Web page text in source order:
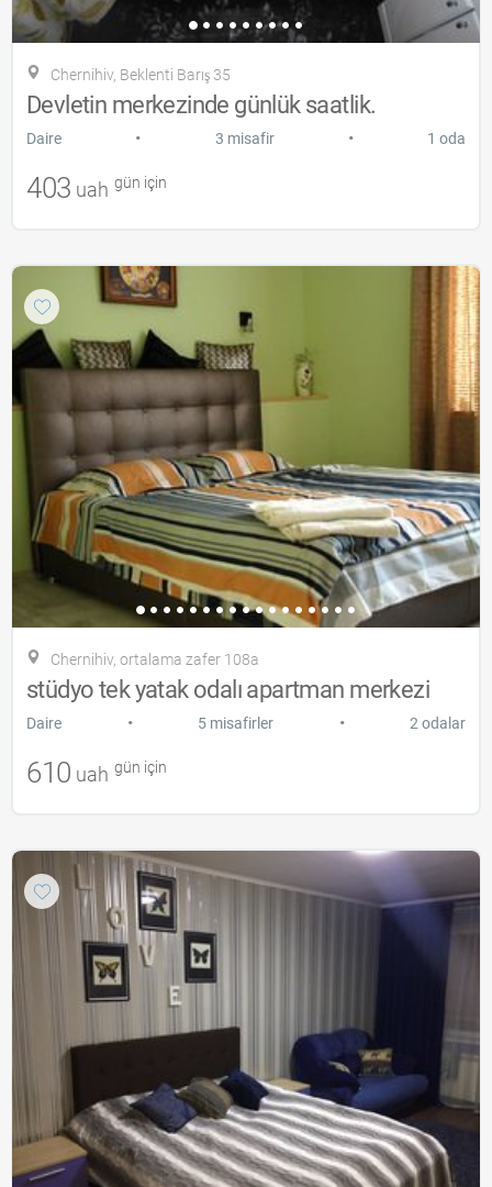
Chernihiv, Beklenti Barış 35
Devletin merkezinde günlük saatlik.
Daire • 3 misafir • 1 oda
403 uah gün için
Chernihiv, ortalama zafer 108a
stüdyo tek yatak odalı apartman merkezi
Daire • 5 misafirler • 2 odalar
610 uah gün için